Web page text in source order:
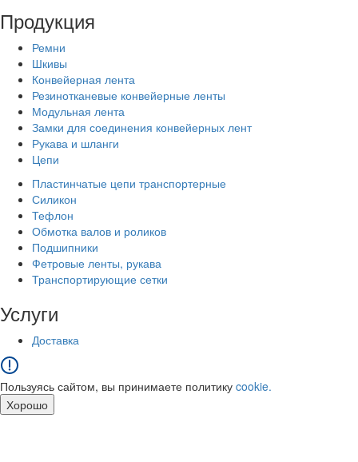
Продукция
Ремни
Шкивы
Конвейерная лента
Резинотканевые конвейерные ленты
Модульная лента
Замки для соединения конвейерных лент
Рукава и шланги
Цепи
Пластинчатые цепи транспортерные
Силикон
Тефлон
Обмотка валов и роликов
Подшипники
Фетровые ленты, рукава
Транспортирующие сетки
Услуги
Доставка
Пользуясь сайтом, вы принимаете политику cookie.
Хорошо